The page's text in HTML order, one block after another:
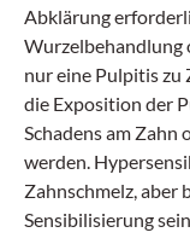
Abklärung
nur eine Pulpitis zu
die Exposition der
Schadens am
werden.
Zahnschmelz, aber
Sensibilisierung